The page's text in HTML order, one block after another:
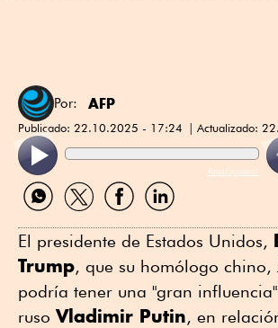
Por: AFP
Publicado: 22.10.2025 - 17:24 Actualizado:
ReadSpeaker
Compartir
por
Compartir
por
Compartir
por
Compartir
por
El presidente de Estados Unidos,
Trump, que su homólogo chino,
podría tener una "gran
rusoVladimir Putin, en